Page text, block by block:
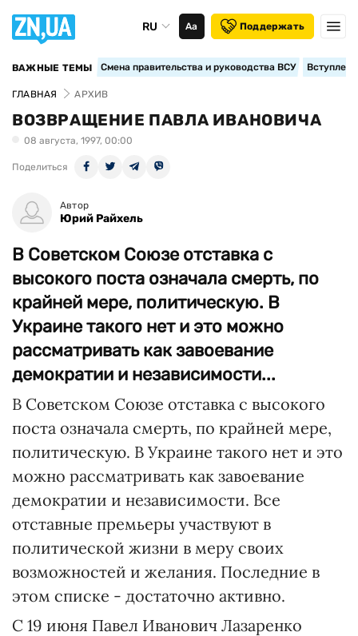
RU Аа Поддержать
ВАЖНЫЕ ТЕМЫ Смена правительства и руководства ВСУ
ГЛАВНАЯ АРХИВ
ВОЗВРАЩЕНИЕ ПАВЛА ИВАНОВИЧА
08 августа, 1997, 00:00
Поделиться
Автор
Юрий Райхель
В Советском Союзе отставка с
высокого поста означала смерть, по
крайней мере, политическую. В
Украине такого нет и это можно
рассматривать как завоевание
демократии и независимости...
В Советском Союзе отставка с высокого
поста означала смерть, по крайней мере,
политическую. В Украине такого нет и это
можно рассматривать как завоевание
демократии и независимости. Все
отставные премьеры участвуют в
политической жизни в меру своих
возможностей и желания. Последние в
этом списке - достаточно активно.
С 19 июня Павел Иванович Лазаренко